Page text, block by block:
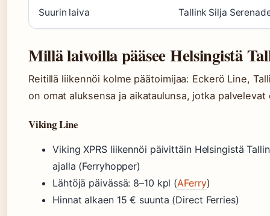
Suurin laiva Tallink Silja
Millä laivoilla pääsee Helsingistä
Reitillä liikennöi kolme päätoimijaa: Eckerö Line,
on omat aluksensa ja aikataulunsa, jotka palvelevat
Viking Line
Viking XPRS liikennöi päivittäin Helsingistä
ajalla (Ferryhopper)
Lähtöjä päivässä: 8–10 kpl (AFerry)
Hinnat alkaen 15 € suunta (Direct Ferries)